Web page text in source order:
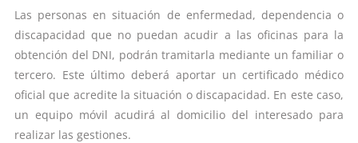
Las personas en situación de enfermedad, dependencia o
discapacidad que no puedan acudir a las oficinas para la
obtención del DNI, podrán tramitarla mediante un familiar o
tercero. Este último deberá aportar un certificado médico
oficial que acredite la situación o discapacidad. En este caso,
un equipo móvil acudirá al domicilio del interesado para
realizar las gestiones.